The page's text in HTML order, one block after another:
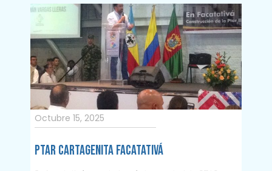
PTAR CARTAGENITA FACATATIVÁ
Octubre 15, 2025